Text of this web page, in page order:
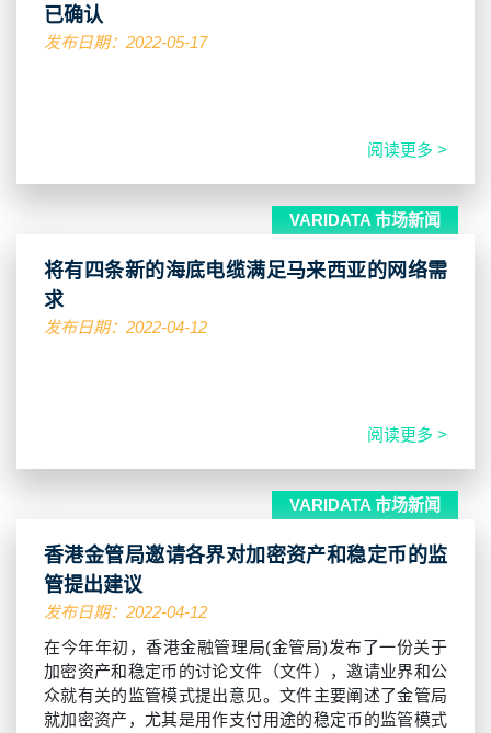
已确认
发布日期：2022-05-17
阅读更多 >
VARIDATA 市场新闻
将有四条新的海底电缆满足马来西亚的网络需
求
发布日期：2022-04-12
阅读更多 >
VARIDATA 市场新闻
香港金管局邀请各界对加密资产和稳定币的监
管提出建议
发布日期：2022-04-12
在今年年初，香港金融管理局(金管局)发布了一份关于
加密资产和稳定币的讨论文件（文件），邀请业界和公
众就有关的监管模式提出意见。文件主要阐述了金管局
就加密资产，尤其是用作支付用途的稳定币的监管模式